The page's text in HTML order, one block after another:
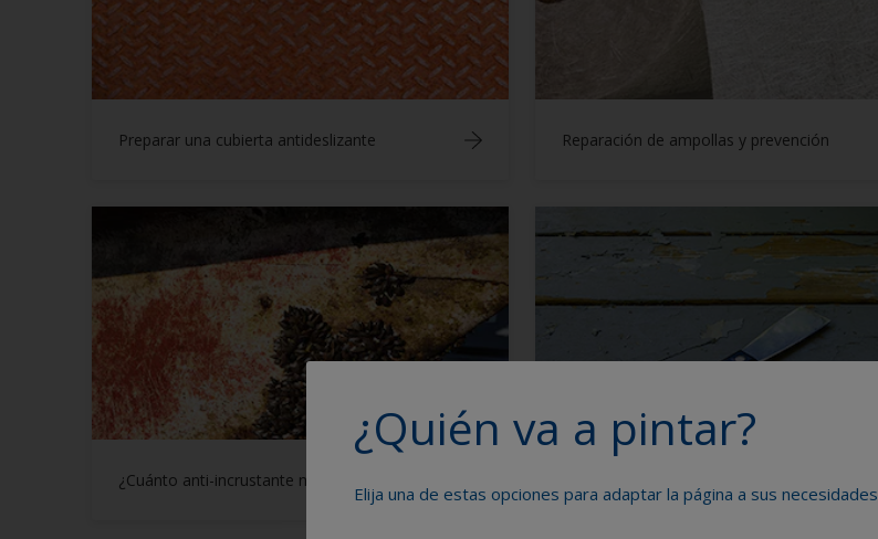
Sustratos
Preparar una cubierta antideslizante Reparación de ampollas y prevención
¿Cuánto anti-incrustante necesito?
¿Quién va a pintar?
Elija una de estas opciones para adaptar la página a sus necesidades